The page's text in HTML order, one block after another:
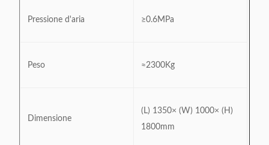
Pressione d'aria ≥0.6MPa
Peso ≈2300Kg
Dimensione
(L) 1350× (W) 1000× (H)
1800mm